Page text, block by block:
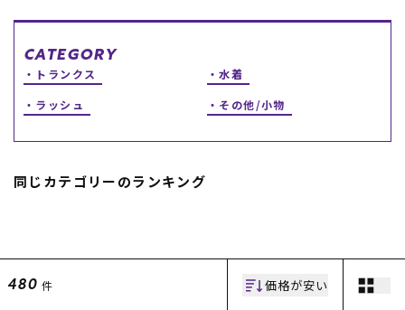
CATEGORY
ファッションTOP
スノーTOP
CATEGORY
トランクス
水着
ラッシュ
その他/小物
同じカテゴリーのランキング
480 件 価格が安い